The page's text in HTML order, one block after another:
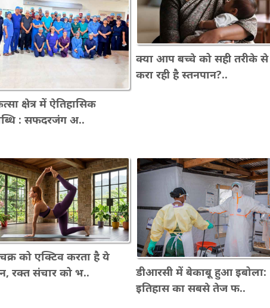
क्षेत्र में ऐतिहासिक
: सफदरजंग अ..
क्या आप बच्चे को सही तरीके से
करा रही है स्तनपान?..
को एक्टिव करता है ये
रक्त संचार को भ..
डीआरसी में बेकाबू हुआ इबोला:
इतिहास का सबसे तेज फ..